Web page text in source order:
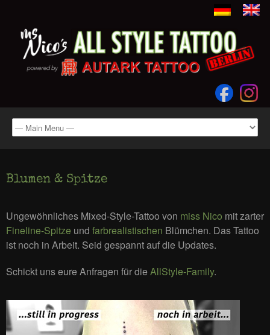
Blumen & Spitze
Ungewöhnliches Mixed-Style-Tattoo von miss Nico mit zarter
Fineline-Spitze und farbrealistischen Blümchen. Das Tattoo
ist noch in Arbeit. Seid gespannt auf die Updates.
Schickt uns eure Anfragen für dieAllStyle-Family.